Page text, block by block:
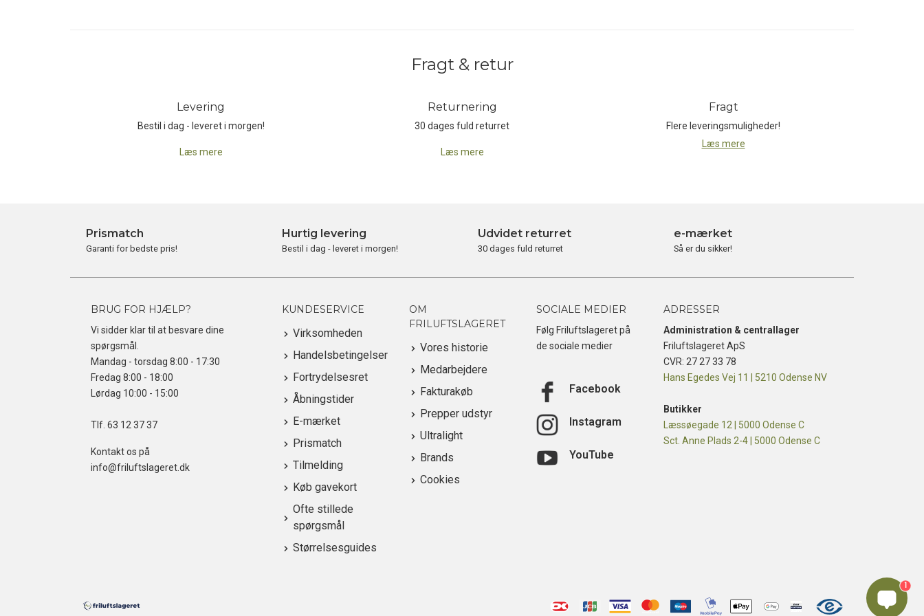
Fragt & retur
Levering
Bestil i dag - leveret i morgen!
Læs mere
Returnering
30 dages fuld returret
Læs mere
Fragt
Flere leveringsmuligheder!
Læs mere
Prismatch
Garanti for bedste pris!
Hurtig levering
Bestil i dag - leveret i morgen!
Udvidet returret
30 dages fuld returret
e-mærket
Så er du sikker!
BRUG FOR HJÆLP?
Vi sidder klar til at besvare dine
spørgsmål.
Mandag - torsdag 8:00 - 17:30
Fredag 8:00 - 18:00
Lørdag 10:00 - 15:00
Tlf. 63 12 37 37
Kontakt os på
info@friluftslageret.dk
KUNDESERVICE
Virksomheden
Handelsbetingelser
Fortrydelsesret
Åbningstider
E-mærket
Prismatch
Tilmelding
Køb gavekort
Ofte stillede
spørgsmål
Størrelsesguides
OM
FRILUFTSLAGERET
Vores historie
Medarbejdere
Fakturakøb
Prepper udstyr
Ultralight
Brands
Cookies
SOCIALE MEDIER
Følg Friluftslageret på
de sociale medier
Facebook
Instagram
YouTube
ADRESSER
Administration & centrallager
Friluftslageret ApS
CVR: 27 27 33 78
Hans Egedes Vej 11 | 5210 Odense NV
Butikker
Læssøegade 12 | 5000 Odense C
Sct. Anne Plads 2-4 | 5000 Odense C
1